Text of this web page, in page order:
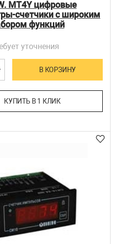
MT4Y цифровые
счетчики с широким
функций
уточнения
В КОРЗИНУ
КУПИТЬ В 1 КЛИК